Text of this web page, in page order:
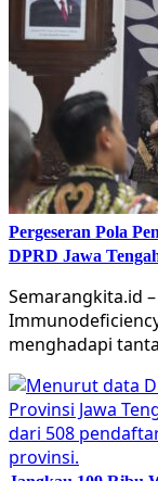
Pergeseran Pola
DPRD Jawa
Semarangkita.id
menghadapi